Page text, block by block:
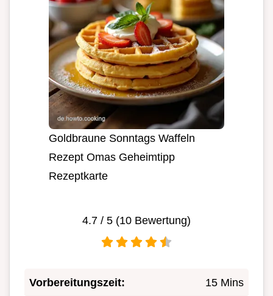
Goldbraune Sonntags Waffeln
Rezept Omas Geheimtipp
Rezeptkarte
4.7 / 5 (10 Bewertung)
Vorbereitungszeit: 15 Mins